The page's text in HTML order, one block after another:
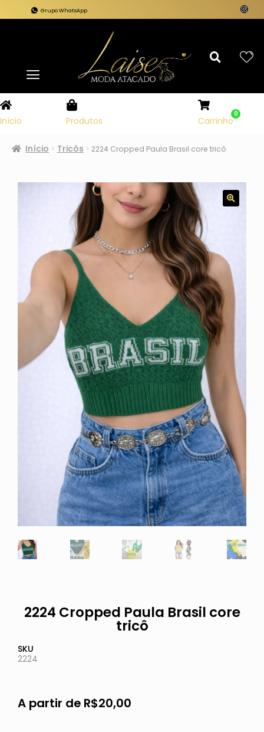
Grupo WhatsApp
Início Produtos Carrinho
0
Início Tricôs 2224 Cropped Paula Brasil core tricô
2224 Cropped Paula Brasil core
tricô
SKU
2224
A partir de R$20,00